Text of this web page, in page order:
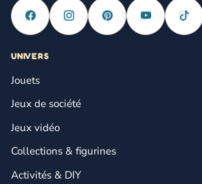
UNIVERS
Jouets
Jeux de société
Jeux vidéo
Collections & figurines
Activités & DIY